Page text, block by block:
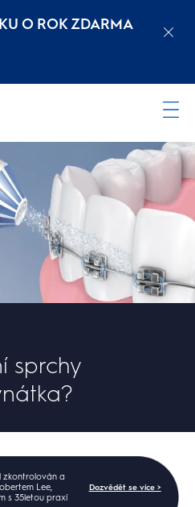
O ROK ZDARMA
sprchy
zkontrolován a
Lee,
s 35letou praxí
Dozvědět se více >